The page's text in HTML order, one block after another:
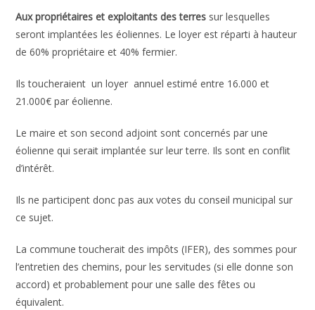
Aux propriétaires et exploitants des terres sur lesquelles
seront implantées les éoliennes. Le loyer est réparti à hauteur
de 60% propriétaire et 40% fermier.
Ils toucheraient un loyer annuel estimé entre 16.000 et
21.000€ par éolienne.
Le maire et son second adjoint sont concernés par une
éolienne qui serait implantée sur leur terre. Ils sont en conflit
d’intérêt.
Ils ne participent donc pas aux votes du conseil municipal sur
ce sujet.
La commune toucherait des impôts (IFER), des sommes pour
l’entretien des chemins, pour les servitudes (si elle donne son
accord) et probablement pour une salle des fêtes ou
équivalent.